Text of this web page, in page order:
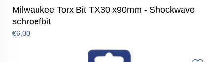
Milwaukee Torx Bit TX30 x90mm - Shockwave
schroefbit
€6,00